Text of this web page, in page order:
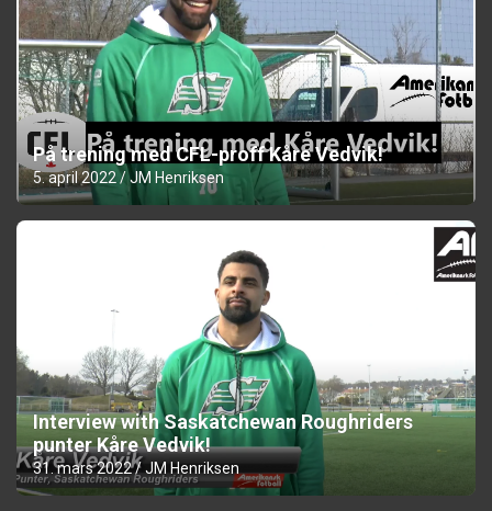
På trening med CFL-proff Kåre Vedvik!
5. april 2022 JM Henriksen
Interview with Saskatchewan Roughriders
punter Kåre Vedvik!
31. mars 2022 JM Henriksen